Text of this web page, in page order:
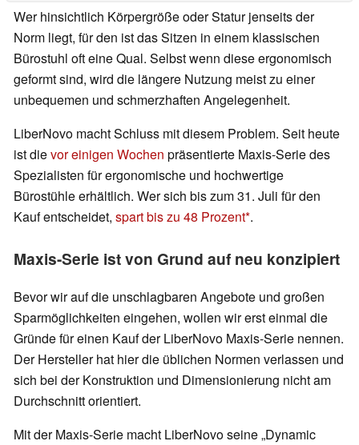
Wer hinsichtlich Körpergröße oder Statur jenseits der
Norm liegt, für den ist das Sitzen in einem klassischen
Bürostuhl oft eine Qual. Selbst wenn diese ergonomisch
geformt sind, wird die längere Nutzung meist zu einer
unbequemen und schmerzhaften Angelegenheit.
LiberNovo macht Schluss mit diesem Problem. Seit heute
ist dievor einigen Wochen präsentierte Maxis-Serie des
Spezialisten für ergonomische und hochwertige
Bürostühle erhältlich. Wer sich bis zum 31. Juli für den
Kauf entscheidet, spart bis zu 48 Prozent .
Maxis-Serie ist von Grund auf neu konzipiert
Bevor wir auf die unschlagbaren Angebote und großen
Sparmöglichkeiten eingehen, wollen wir erst einmal die
Gründe für einen Kauf der LiberNovo Maxis-Serie nennen.
Der Hersteller hat hier die üblichen Normen verlassen und
sich bei der Konstruktion und Dimensionierung nicht am
Durchschnitt orientiert.
Mit der Maxis-Serie macht LiberNovo seine „Dynamic